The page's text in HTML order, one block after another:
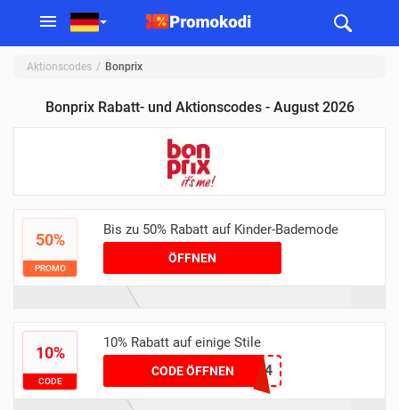
Aktionscodes Bonprix
Bonprix Rabatt- und Aktionscodes - August 2026
50%
PROMO
Bis zu 50% Rabatt auf Kinder-Bademode
ÖFFNEN
10%
CODE
10% Rabatt auf einige Stile
CODE ÖFFNENSMART24